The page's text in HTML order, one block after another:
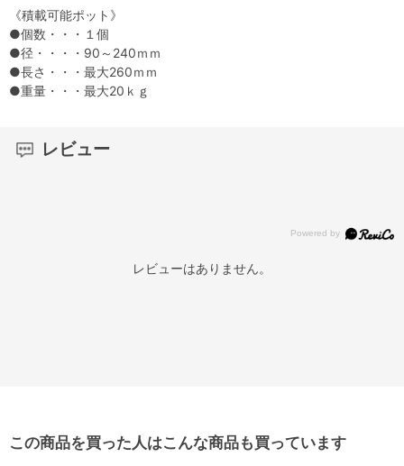
《積載可能ポット》
●個数・・・１個
●径・・・・90～240ｍｍ
●長さ・・・最大260ｍｍ
●重量・・・最大20ｋｇ
レビュー
レビューはありません。
この商品を買った人はこんな商品も買っています